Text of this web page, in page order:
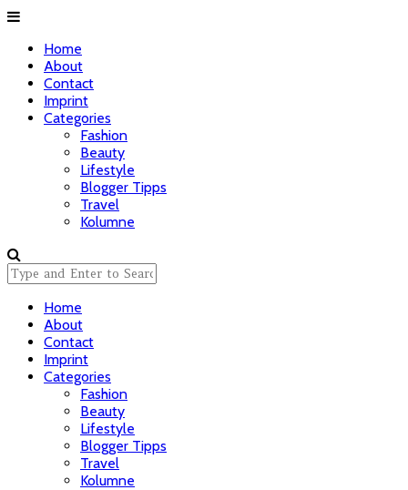
Home
About
Contact
Imprint
Categories
Fashion
Beauty
Lifestyle
Blogger Tipps
Travel
Kolumne
Home
About
Contact
Imprint
Categories
Fashion
Beauty
Lifestyle
Blogger Tipps
Travel
Kolumne